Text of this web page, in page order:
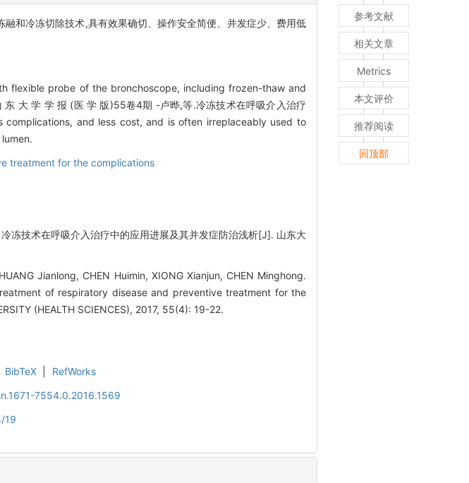
和冷冻切除技术,具有效果确切、操作安全简便、并发症少、费用低
flexible probe of the bronchoscope, including frozen-thaw and
大 学 学 报 (医 学 版)55卷4期 -卢晔,等.冷冻技术在呼吸介入治疗
and less cost, and is often irreplaceably used to
treatment for the complications
冻技术在呼吸介入治疗中的应用进展及其并发症防治浅析[J]. 山东大
Jianlong, CHEN Huimin, XIONG Xianjun, CHEN Minghong.
of respiratory disease and preventive treatment for the
(HEALTH SCIENCES), 2017, 55(4): 19-22.
BibTeX
RefWorks
7554.0.2016.1569
19
参考文献
相关文章
Metrics
本文评价
推荐阅读
回顶部